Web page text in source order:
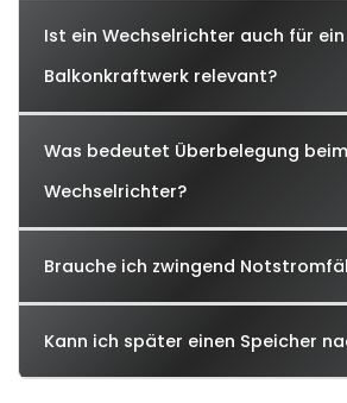
Ist ein Wechselrichter auch für ein
Balkonkraftwerk relevant?
Was bedeutet Überbelegung beim
Wechselrichter?
Brauche ich zwingend
Kann ich später einen Speicher